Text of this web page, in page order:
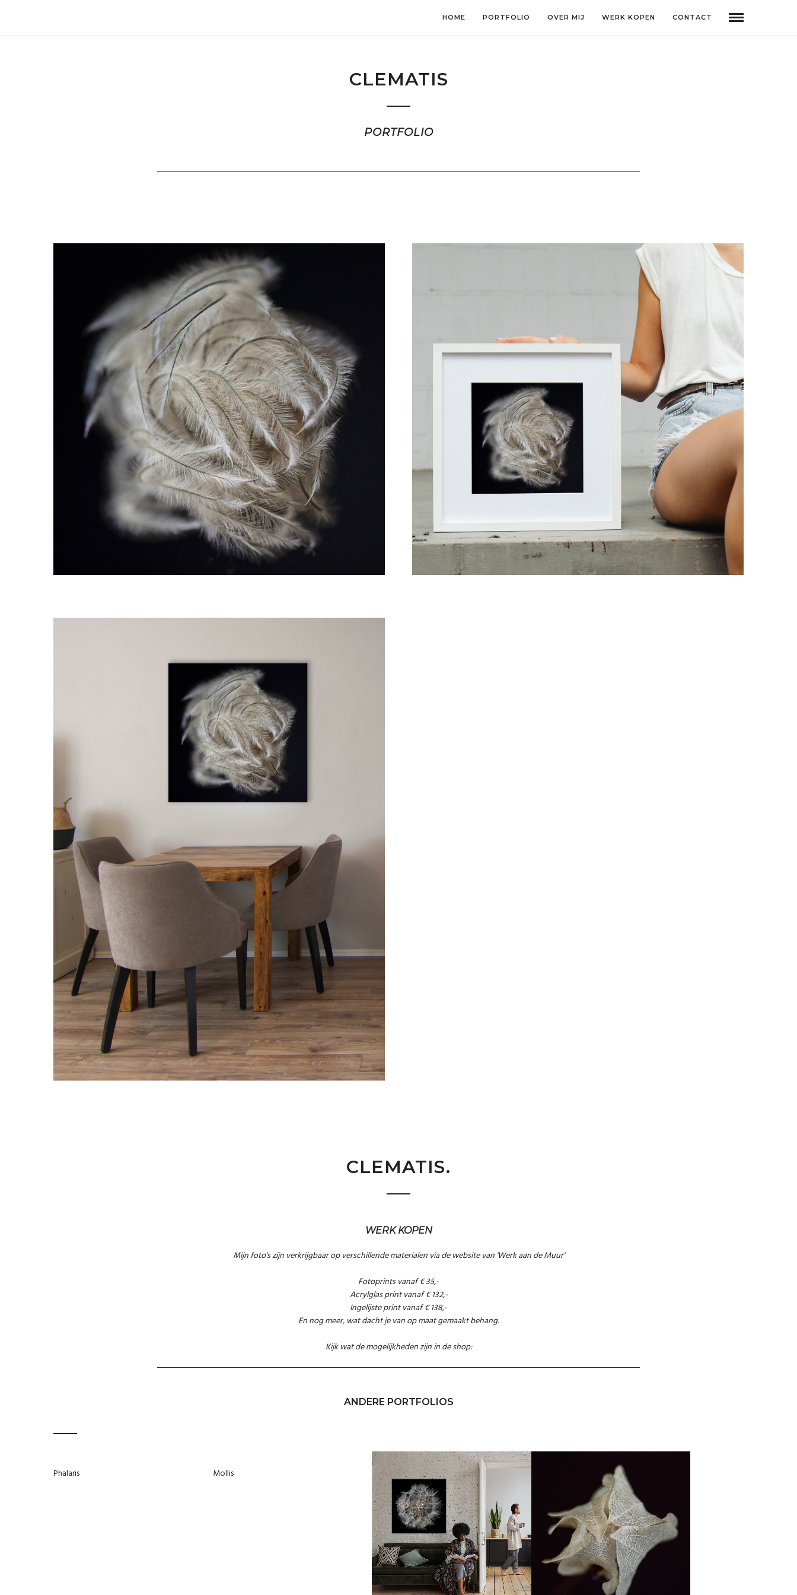
HOME PORTFOLIO OVER MIJ WERK KOPEN CONTACT
CLEMATIS
PORTFOLIO
CLEMATIS.
WERK KOPEN
Mijn foto's zijn verkrijgbaar op verschillende materialen via de website van 'Werk aan de Muur'
Fotoprints vanaf € 35,-
Acrylglas print vanaf € 132,-
Ingelijste print vanaf € 138,-
En nog meer, wat dacht je van op maat gemaakt behang.
Kijk wat de mogelijkheden zijn in de shop:
ANDERE PORTFOLIOS
Phalaris Mollis